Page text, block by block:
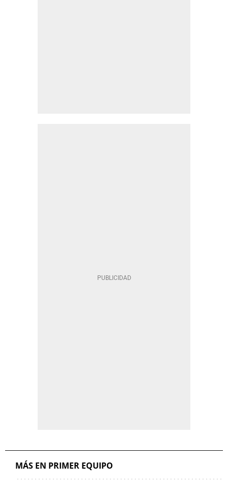
MÁS EN PRIMER EQUIPO